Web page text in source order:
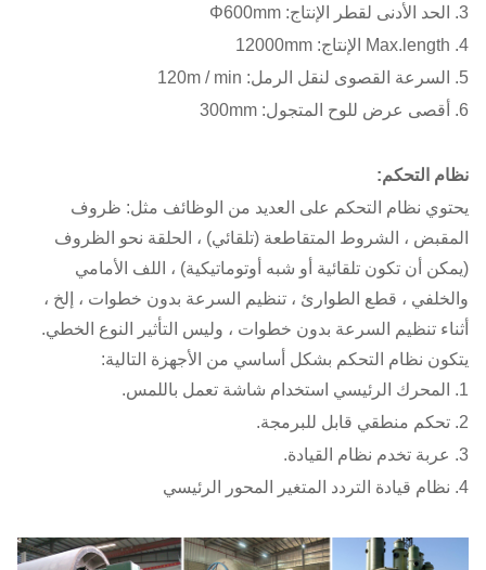
3. الحد الأدنى لقطر الإنتاج: Φ600mm
4. Max.length الإنتاج: 12000mm
5. السرعة القصوى لنقل الرمل: 120m / min
6. أقصى عرض للوح المتجول: 300mm
نظام التحكم:
يحتوي نظام التحكم على العديد من الوظائف مثل: ظروف
المقبض ، الشروط المتقاطعة (تلقائي) ، الحلقة نحو الظروف
(يمكن أن تكون تلقائية أو شبه أوتوماتيكية) ، اللف الأمامي
والخلفي ، قطع الطوارئ ، تنظيم السرعة بدون خطوات ، إلخ ،
أثناء تنظيم السرعة بدون خطوات ، وليس التأثير النوع الخطي.
يتكون نظام التحكم بشكل أساسي من الأجهزة التالية:
1. المحرك الرئيسي استخدام شاشة تعمل باللمس.
2. تحكم منطقي قابل للبرمجة.
3. عربة تخدم نظام القيادة.
4. نظام قيادة التردد المتغير المحور الرئيسي